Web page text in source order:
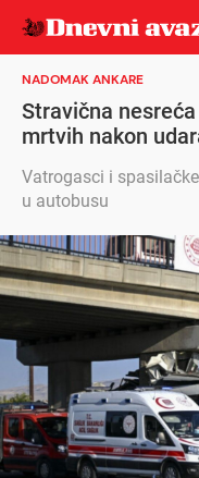
NADOMAK ANKARE
Stravična
mrtvih nakon
Vatrogasci i
u autobusu